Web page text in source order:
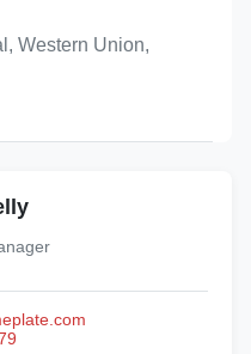
Western Union,